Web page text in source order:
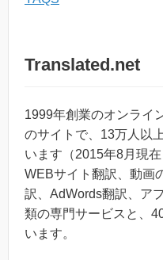
Translated.net
1999年創業のオンライ
のサイトで、13万人以
います（2015年8月現在
WEBサイト翻訳、動画
訳、AdWords翻訳、ア
類の専門サービスと、
います。